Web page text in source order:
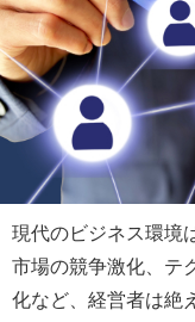
現代のビジネス環境
市場の競争激化、テ
化など、経営者は絶